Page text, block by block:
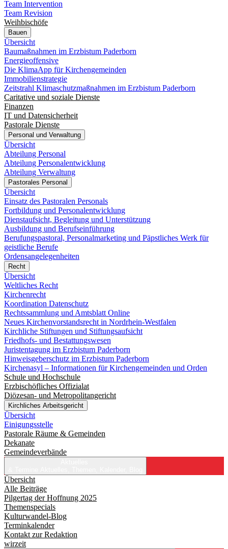
Team Intervention
Team Revision
Weihbischöfe
Bauen
Übersicht
Baumaßnahmen im Erzbistum Paderborn
Energieoffensive
Die KlimaApp für Kirchengemeinden
Immobilienstrategie
Zeitstrahl Klimaschutzmaßnahmen im Erzbistum Paderborn
Caritative und soziale Dienste
Finanzen
IT und Datensicherheit
Pastorale Dienste
Personal und Verwaltung
Übersicht
Abteilung Personal
Abteilung Personalentwicklung
Abteilung Verwaltung
Pastorales Personal
Übersicht
Einsatz des Pastoralen Personals
Fortbildung und Personalentwicklung
Dienstaufsicht, Begleitung und Unterstützung
Ausbildung und Berufseinführung
Berufungspastoral, Personalmarketing und Päpstliches Werk für
geistliche Berufe
Ordensangelegenheiten
Recht
Übersicht
Weltliches Recht
Kirchenrecht
Koordination Datenschutz
Rechtssammlung und Amtsblatt Online
Neues Kirchenvorstandsrecht in Nordrhein-Westfalen
Kirchliche Stiftungen und Stiftungsaufsicht
Friedhofs- und Bestattungswesen
Juristentagung im Erzbistum Paderborn
Hinweisgeberschutz im Erzbistum Paderborn
Kirchenasyl – Informationen für Kirchengemeinden und Orden
Schule und Hochschule
Erzbischöfliches Offizialat
Diözesan- und Metropolitangericht
Kirchliches Arbeitsgericht
Übersicht
Einigungsstelle
Pastorale Räume & Gemeinden
Dekanate
Gemeindeverbände
Übersicht
Alle Beiträge
Pilgertag der Hoffnung 2025
Themenspecials
Kulturwandel-Blog
Terminkalender
Kontakt zur Redaktion
wirzeit